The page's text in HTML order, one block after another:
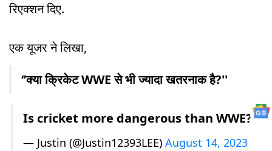
रिएक्शन दिए.
एक यूजर ने लिखा,
‘’क्या क्रिकेट WWE से भी ज्यादा खतरनाक है?''
Is cricket more dangerous than WWE?
— Justin (@Justin12393LEE) August 14, 2023